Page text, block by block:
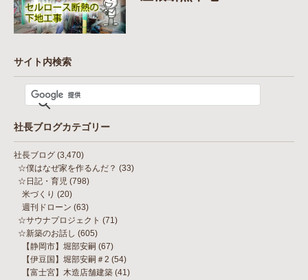
サイト内検索
社長ブログカテゴリー
社長ブログ (3,470)
☆僕はなぜ家を作るんだ？ (33)
☆日記・育児 (798)
米づくり (20)
週刊ドローン (63)
☆サウナプロジェクト (71)
☆新築のお話し (605)
【静岡市】堀部安嗣 (67)
【伊豆国】堀部安嗣＃2 (54)
【富士宮】木造店舗建築 (41)